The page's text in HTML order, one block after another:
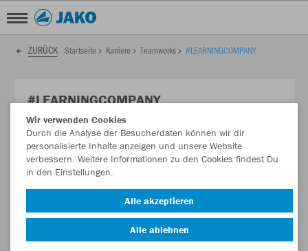
ZURÜCK Startseite Karriere Teamworks #LEARNINGCOMPANY
#LEARNINGCOMPANY
Teamspirit geht auch so: Voneinander Lernen 💡
Wir verwenden Cookies
Durch die Analyse der Besucherdaten können wir dir
personalisierte Inhalte anzeigen und unsere Website
verbessern. Weitere Informationen zu den Cookies findest Du
in den Einstellungen.
Alle akzeptieren
Alle ablehnen